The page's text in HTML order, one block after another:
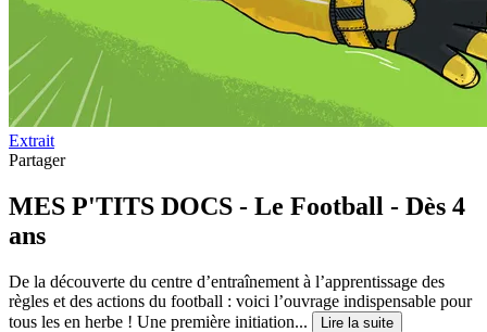
Extrait
Partager
MES P'TITS DOCS - Le Football - Dès 4
ans
De la découverte du centre d’entraînement à l’apprentissage des
règles et des actions du football : voici l’ouvrage indispensable pour
tous les en herbe ! Une première initiation...
Lire la suite